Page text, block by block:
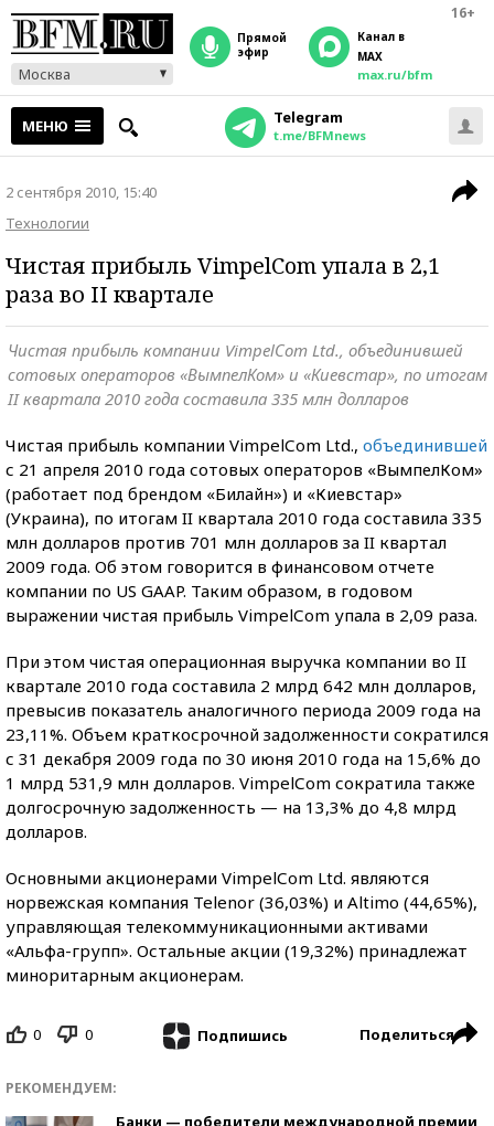
16+
Москва
прямой
эфир
Канал в
MAX
max.ru/bfm
МЕНЮ Telegram
t.me/BFMnews
2 сентября 2010, 15:40
Технологии
Чистая прибыль VimpelСom упала в 2,1
раза во II квартале
Чистая прибыль компании VimpelСom Ltd., объединившей
сотовых операторов «ВымпелКом» и «Киевстар», по итогам
II квартала 2010 года составила 335 млн долларов
Чистая прибыль компании VimpelСom Ltd., объединившей
с 21 апреля 2010 года сотовых операторов «ВымпелКом»
(работает под брендом «Билайн») и «Киевстар»
(Украина), по итогам II квартала 2010 года составила 335
млн долларов против 701 млн долларов за II квартал
2009 года. Об этом говорится в финансовом отчете
компании по US GAAP. Таким образом, в годовом
выражении чистая прибыль VimpelСom упала в 2,09 раза.
При этом чистая операционная выручка компании во II
квартале 2010 года составила 2 млрд 642 млн долларов,
превысив показатель аналогичного периода 2009 года на
23,11%. Объем краткосрочной задолженности сократился
с 31 декабря 2009 года по 30 июня 2010 года на 15,6% до
1 млрд 531,9 млн долларов. VimpelСom сократила также
долгосрочную задолженность — на 13,3% до 4,8 млрд
долларов.
Основными акционерами VimpelСom Ltd. являются
норвежская компания Telenor (36,03%) и Altimo (44,65%),
управляющая телекоммуникационными активами
«Альфа-групп». Остальные акции (19,32%) принадлежат
миноритарным акционерам.
0 0 Подпишись Поделиться
РЕКОМЕНДУЕМ:
Банки — победители международной премии